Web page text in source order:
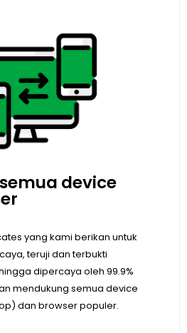
device
yang kami berikan untuk
teruji dan terbukti
dipercaya oleh 99.9%
mendukung semua device
dan browser populer.